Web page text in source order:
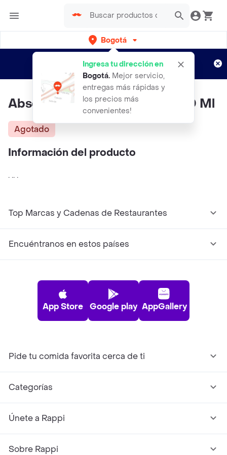
Bogotá
Ingresa tu dirección en
Bogotá. Mejor servicio,
entregas más rápidas y
los precios más
convenientes!
envíos gratis por semanas
Aplican TyC
Absolut Vodkavodka Litro 1000 Ml
Agotado
Información del producto
. .. .
Top Marcas y Cadenas de Restaurantes
Encuéntranos en estos países
App Store Google play AppGallery
Pide tu comida favorita cerca de ti
Categorías
Únete a Rappi
Sobre Rappi